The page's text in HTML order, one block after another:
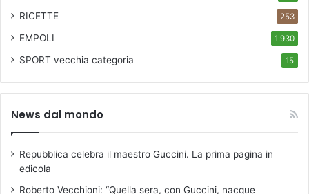
RICETTE 253
EMPOLI 1.930
SPORT vecchia categoria 15
News dal mondo
Repubblica celebra il maestro Guccini. La prima pagina in
edicola
Roberto Vecchioni: “Quella sera, con Guccini, nacque